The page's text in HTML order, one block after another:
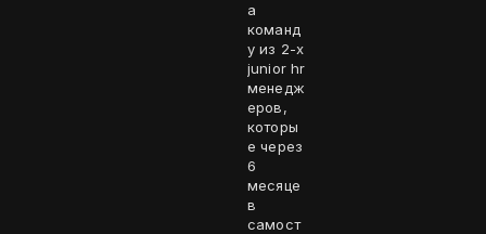
а
команд
у из 2-х
junior hr
менедж
еров,
которы
е через
6
месяце
в
самост